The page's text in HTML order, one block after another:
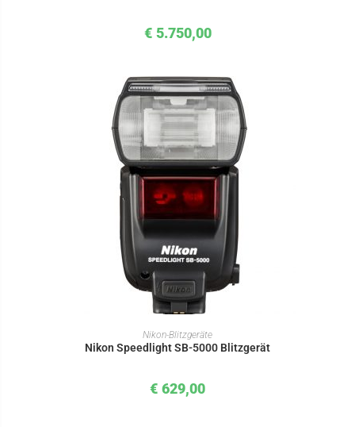
€ 5.750,00
IN DEN WARENKORB
Nikon-Blitzgeräte
Nikon Speedlight SB-5000 Blitzgerät
€ 629,00